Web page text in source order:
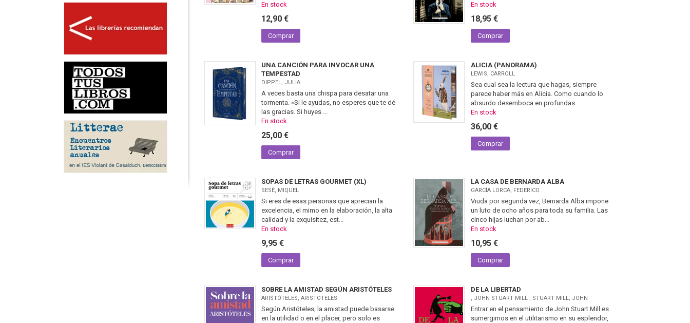
En stock
12,90 €
Comprar
En stock
18,95 €
Comprar
UNA CANCIÓN PARA INVOCAR UNA
TEMPESTAD
DIPPEL, JULIA
A veces basta una chispa para desatar una
tormenta. «Si le ayudas, no esperes que te dé
las gracias. Si huyes ...
En stock
25,00 €
Comprar
ALICIA (PANORAMA)
LEWIS, CARROLL
Sea cual sea la lectura que hagas, siempre
parece haber más en Alicia. Como cuando lo
absurdo desemboca en profundas...
En stock
36,00 €
Comprar
SOPAS DE LETRAS GOURMET (XL)
SESÉ, MIQUEL
Si eres de esas personas que aprecian la
excelencia, el mimo en la elaboración, la alta
calidad y la exquisitez, est...
En stock
9,95 €
Comprar
LA CASA DE BERNARDA ALBA
GARCÍA LORCA, FEDERICO
Viuda por segunda vez, Bernarda Alba impone
un luto de ocho años para toda su familia. Las
cinco hijas luchan por ab...
En stock
10,95 €
Comprar
SOBRE LA AMISTAD SEGÚN ARISTÓTELES
ARISTÓTELES, ARISTOTELES
Según Aristóteles, la amistad puede basarse
en la utilidad o en el placer, pero solo es
DE LA LIBERTAD
, JOHN STUART MILL ; STUART MILL, JOHN
Entrar en el pensamiento de John Stuart Mill es
sumergirnos en el utilitarismo en su esplendor,